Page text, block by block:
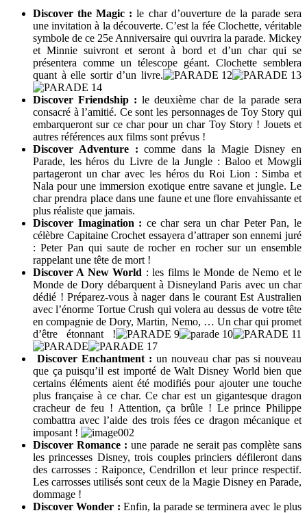
Discover the Magic :le char d’ouverture de la parade sera
une invitation à la découverte. C’est la fée Clochette, véritable
symbole de ce 25e Anniversaire qui ouvrira la parade. Mickey
et Minnie suivront et seront à bord et d’un char qui se
présentera comme un télescope géant. Clochette semblera
quant à elle sortir d’un livre.
Discover Friendship : le deuxième char de la parade sera
consacré à l’amitié. Ce sont les personnages de Toy Story qui
embarqueront sur ce char pour un char Toy Story ! Jouets et
autres références aux films sont prévus !
Discover Adventure :comme dans la Magie Disney en
Parade, les héros du Livre de la Jungle : Baloo et Mowgli
partageront un char avec les héros du Roi Lion : Simba et
Nala pour une immersion exotique entre savane et jungle. Le
char prendra place dans une faune et une flore envahissante et
plus réaliste que jamais.
Discover Imagination : ce char sera un char Peter Pan, le
célèbre Capitaine Crochet essayera d’attraper son ennemi juré
: Peter Pan qui saute de rocher en rocher sur un ensemble
rappelant une tête de mort !
Discover A New World : les films le Monde de Nemo et le
Monde de Dory débarquent à Disneyland Paris avec un char
dédié ! Préparez-vous à nager dans le courant Est Australien
avec l’énorme Tortue Crush qui volera au dessus de votre tête
en compagnie de Dory, Martin, Nemo, … Un char qui promet
d’être étonnant !
Discover Enchantment : un nouveau char pas si nouveau
que ça puisqu’il est importé de Walt Disney World bien que
certains éléments aient été modifiés pour ajouter une touche
plus française à ce char. Ce char est un gigantesque dragon
cracheur de feu ! Attention, ça brûle ! Le prince Philippe
combattra avec l’aide des trois fées ce dragon mécanique et
imposant !
Discover Romance :une parade ne serait pas complète sans
les princesses Disney, trois couples princiers défileront dans
des carrosses : Raiponce, Cendrillon et leur prince respectif.
Les carrosses utilisés sont ceux de la Magie Disney en Parade,
dommage !
Discover Wonder : Enfin, la parade se terminera avec le plus